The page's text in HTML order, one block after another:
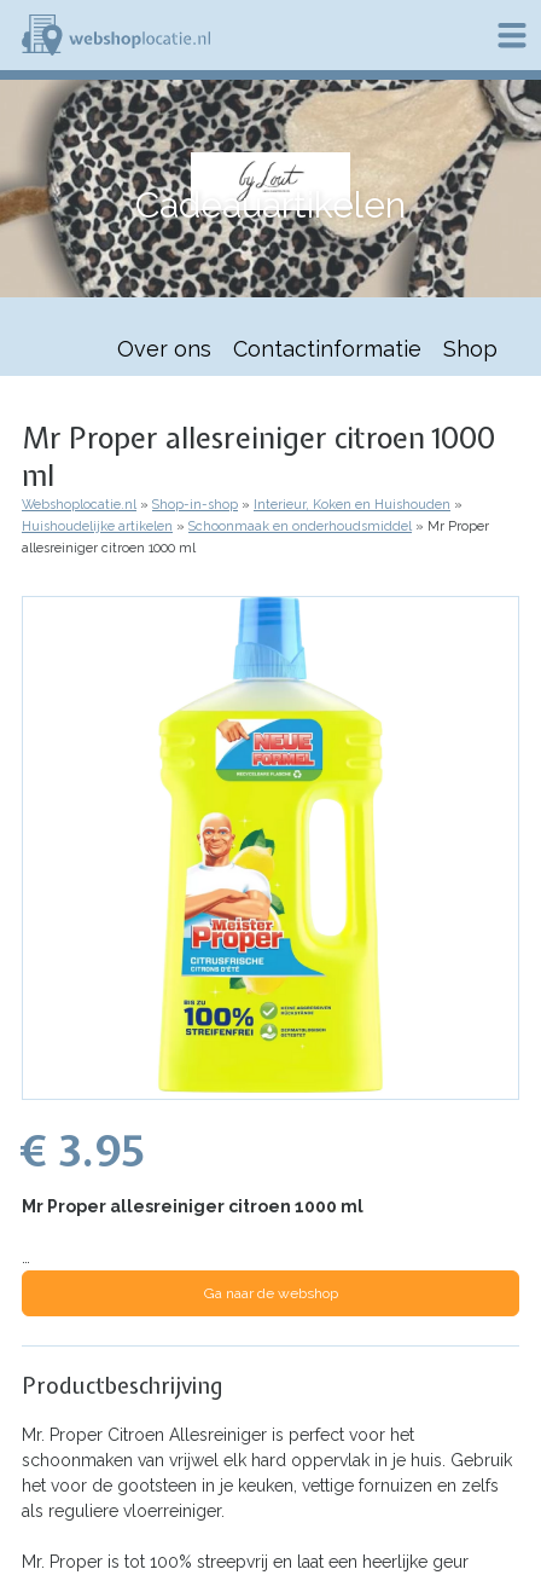
Overslaan
naar
de
h
o
p
l
Cadeauartikelen
Over ons Contactinformatie Shop
Mr Proper allesreiniger citroen 1000
ml
Kruimelpad
Webshoplocatie.nl Shop-in-shop
Interieur, Koken en Huishouden
Huishoudelijke artikelen
Schoonmaak en onderhoudsmiddel
Mr Proper
allesreiniger citroen 1000 ml
€ 3.95
Mr Proper allesreiniger citroen 1000 ml
Ga naar de webshop
Productbeschrijving
Mr. Proper Citroen Allesreiniger is perfect voor het
schoonmaken van vrijwel elk hard oppervlak in je huis. Gebruik
het voor de gootsteen in je keuken, vettige fornuizen en zelfs
als reguliere vloerreiniger.
Mr. Proper is tot 100% streepvrij en laat een heerlijke geur